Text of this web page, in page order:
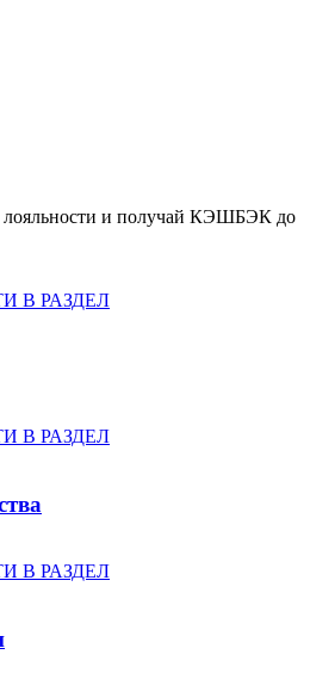
и получай КЭШБЭК до
В РАЗДЕЛ
В РАЗДЕЛ
В РАЗДЕЛ